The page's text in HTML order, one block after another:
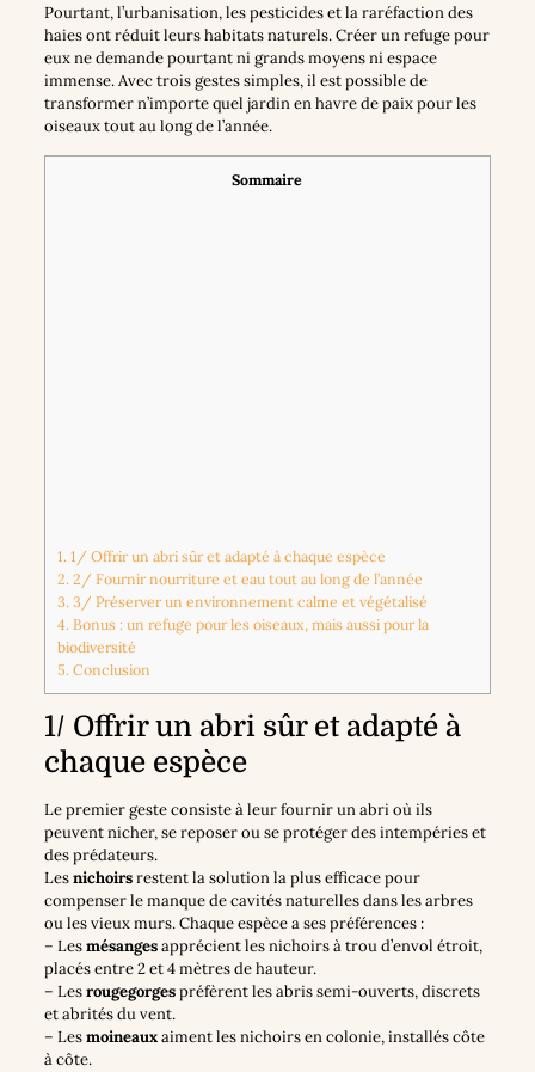
Pourtant, l’urbanisation, les pesticides et la raréfaction des
haies ont réduit leurs habitats naturels. Créer un refuge pour
eux ne demande pourtant ni grands moyens ni espace
immense. Avec trois gestes simples, il est possible de
transformer n’importe quel jardin en havre de paix pour les
oiseaux tout au long de l’année.
Sommaire
1. 1/ Offrir un abri sûr et adapté à chaque espèce
2. 2/ Fournir nourriture et eau tout au long de l’année
3. 3/ Préserver un environnement calme et végétalisé
4. Bonus : un refuge pour les oiseaux, mais aussi pour la
biodiversité
5. Conclusion
1/ Offrir un abri sûr et adapté à
chaque espèce
Le premier geste consiste à leur fournir un abri où ils
peuvent nicher, se reposer ou se protéger des intempéries et
des prédateurs.
Lesnichoirsrestent la solution la plus efficace pour
compenser le manque de cavités naturelles dans les arbres
ou les vieux murs. Chaque espèce a ses préférences :
– Lesmésangesapprécient les nichoirs à trou d’envol étroit,
placés entre 2 et 4 mètres de hauteur.
– Lesrougegorgespréfèrent les abris semi-ouverts, discrets
et abrités du vent.
– Lesmoineauxaiment les nichoirs en colonie, installés côte
à côte.